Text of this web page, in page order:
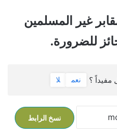
غير المسلمين
للضرورة.
مفيداً ؟ نعم لا
نسخ الرابط